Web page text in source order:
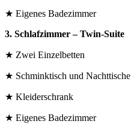
★ Eigenes Badezimmer
3. Schlafzimmer – Twin-Suite
★ Zwei Einzelbetten
★ Schminktisch und Nachttische
★ Kleiderschrank
★ Eigenes Badezimmer